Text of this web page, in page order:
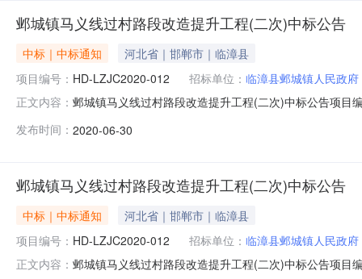
邺城镇马义线过村路段改造提升工程(二次)中标公告
中标｜中标通知
河北省｜邯郸市｜临漳县
项目编号： HD-LZJC2020-012 招标单位： 临漳县邺城镇人民政府
正文内容： 邺城镇马义线过村路段改造提升工程(二次)中标公告项
装有限公司供应商地址：河北省邯郸市磁县磁州镇仁和
发布时间： 2020-06-30
邺城镇马义线过村路段改造提升工程(二次)中标公告
中标｜中标通知
河北省｜邯郸市｜临漳县
项目编号： HD-LZJC2020-012 招标单位： 临漳县邺城镇人民政府
正文内容： 邺城镇马义线过村路段改造提升工程(二次)中标公告项